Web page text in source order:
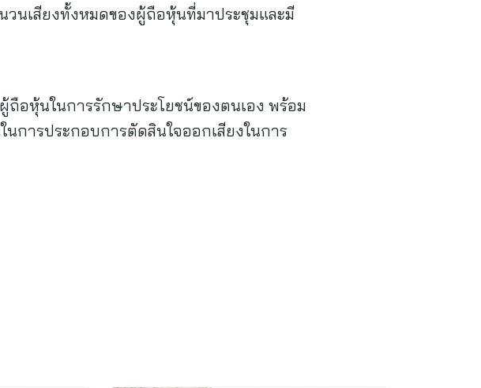
นเสียงทั้งหมดของผู้ถือหุ้นที่มาประชุมและมี
อหุ้นในการรักษาประโยชน์ของตนเอง พร้อม
การประกอบการตัดสินใจออกเสียงในการ